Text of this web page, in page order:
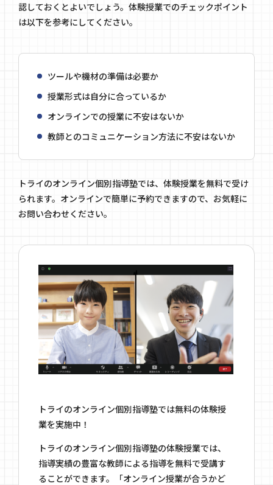
認しておくとよいでしょう。体験授業でのチェックポイント
は以下を参考にしてください。
ツールや機材の準備は必要か
授業形式は自分に合っているか
オンラインでの授業に不安はないか
教師とのコミュニケーション方法に不安はないか
トライのオンライン個別指導塾では、体験授業を無料で受け
られます。オンラインで簡単に予約できますので、お気軽に
お問い合わせください。
トライのオンライン個別指導塾では無料の体験授
業を実施中！
トライのオンライン個別指導塾の体験授業では、
指導実績の豊富な教師による指導を無料で受講す
ることができます。「オンライン授業が合うかど